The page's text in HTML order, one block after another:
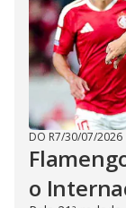
DO R7/30/07/2026
o